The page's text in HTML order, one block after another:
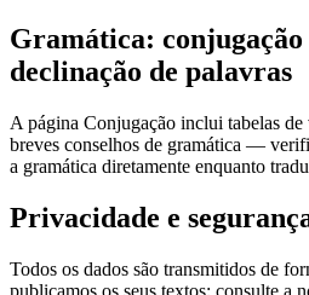
Gramática: conjugação
declinação de palavras
A página Conjugação inclui tabelas
breves conselhos de gramática —
a gramática diretamente enquanto
Privacidade e
Todos os dados são transmitidos de